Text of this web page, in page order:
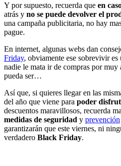
Y por supuesto, recuerda que en
atrás y no se puede devolver el
una campaña publicitaria, no hay
pague.
En internet, algunas webs dan
Friday, obviamente ese sobrevivir
nadie le mata ir de compras por muy
pueda ser…
Así que, si quieres llegar en las
del año que viene para poder
descuentos maravillosos, recuerda
medidas de seguridad y prevención
garantizarán que este viernes, ni
verdadero Black Friday.